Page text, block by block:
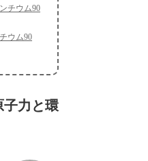
チウム90
ウム90
子力と環